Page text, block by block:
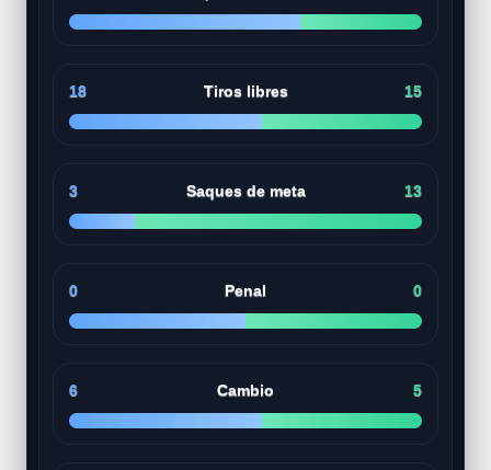
18 Tiros libres 15
3 Saques de meta 13
0 Penal 0
6 Cambio 5